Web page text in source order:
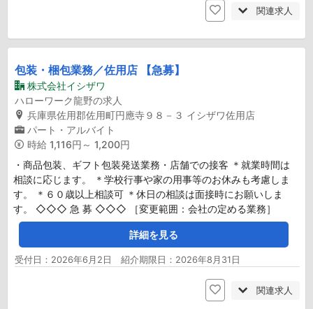
関連求人
包装・梱包業務／佐用店 【急募】
株式会社イシザワ
ハローワーク龍野の求人
兵庫県佐用郡佐用町円應寺９８－３ イシザワ佐用店
パート・アルバイト
時給 1,116円～ 1,200円
・商品包装、ギフト包装発送業務・店舗での接客 ＊就業時間は
相談に応じます。 ＊学校行事や家の用事等のお休みも考慮しま
す。 ＊６０歳以上相談可 ＊休日の相談は面接時にお願いしま
す。 ◇◇◇ 急 募 ◇◇◇ ［変更範囲：会社の定める業務］
詳細を見る
受付日：2026年6月2日 紹介期限日：2026年8月31日
関連求人